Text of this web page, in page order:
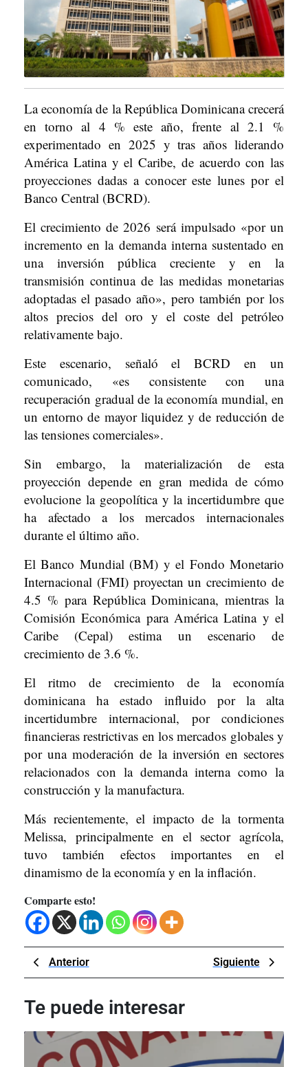
La economía de la República Dominicana crecerá
en torno al 4 % este año, frente al 2.1 %
experimentado en 2025 y tras años liderando
América Latina y el Caribe, de acuerdo con las
proyecciones dadas a conocer este lunes por el
Banco Central (BCRD).
El crecimiento de 2026 será impulsado «por un
incremento en la demanda interna sustentado en
una inversión pública creciente y en la
transmisión continua de las medidas monetarias
adoptadas el pasado año», pero también por los
altos precios del oro y el coste del petróleo
relativamente bajo.
Este escenario, señaló el BCRD en un
comunicado, «es consistente con una
recuperación gradual de la economía mundial, en
un entorno de mayor liquidez y de reducción de
las tensiones comerciales».
Sin embargo, la materialización de esta
proyección depende en gran medida de cómo
evolucione la geopolítica y la incertidumbre que
ha afectado a los mercados internacionales
durante el último año.
El Banco Mundial (BM) y el Fondo Monetario
Internacional (FMI) proyectan un crecimiento de
4.5 % para República Dominicana, mientras la
Comisión Económica para América Latina y el
Caribe (Cepal) estima un escenario de
crecimiento de 3.6 %.
El ritmo de crecimiento de la economía
dominicana ha estado influido por la alta
incertidumbre internacional, por condiciones
financieras restrictivas en los mercados globales y
por una moderación de la inversión en sectores
relacionados con la demanda interna como la
construcción y la manufactura.
Más recientemente, el impacto de la tormenta
Melissa, principalmente en el sector agrícola,
tuvo también efectos importantes en el
dinamismo de la economía y en la inflación.
Comparte esto!
Navegación
de
entradas
AnteriorPrevious
Post
Siguiente
Post
Te puede interesar